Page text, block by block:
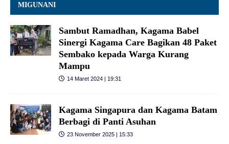
MIGUNANI
Sambut Ramadhan, Kagama Babel
Sinergi Kagama Care Bagikan 48 Paket
Sembako kepada Warga Kurang
Mampu
14 Maret 2024 | 19:31
Kagama Singapura dan Kagama Batam
Berbagi di Panti Asuhan
23 November 2025 | 15:33